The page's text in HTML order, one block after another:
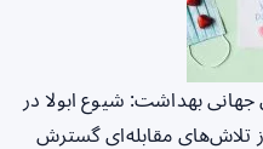
بهداشت: شیوع ابولا در
تلاش‌های مقابله‌ای گسترش